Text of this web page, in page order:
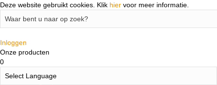
Deze website gebruikt cookies. Klik hier voor meer informatie.
Inloggen
Onze producten
0